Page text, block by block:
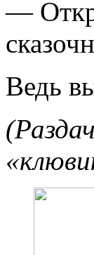
—
Ведь